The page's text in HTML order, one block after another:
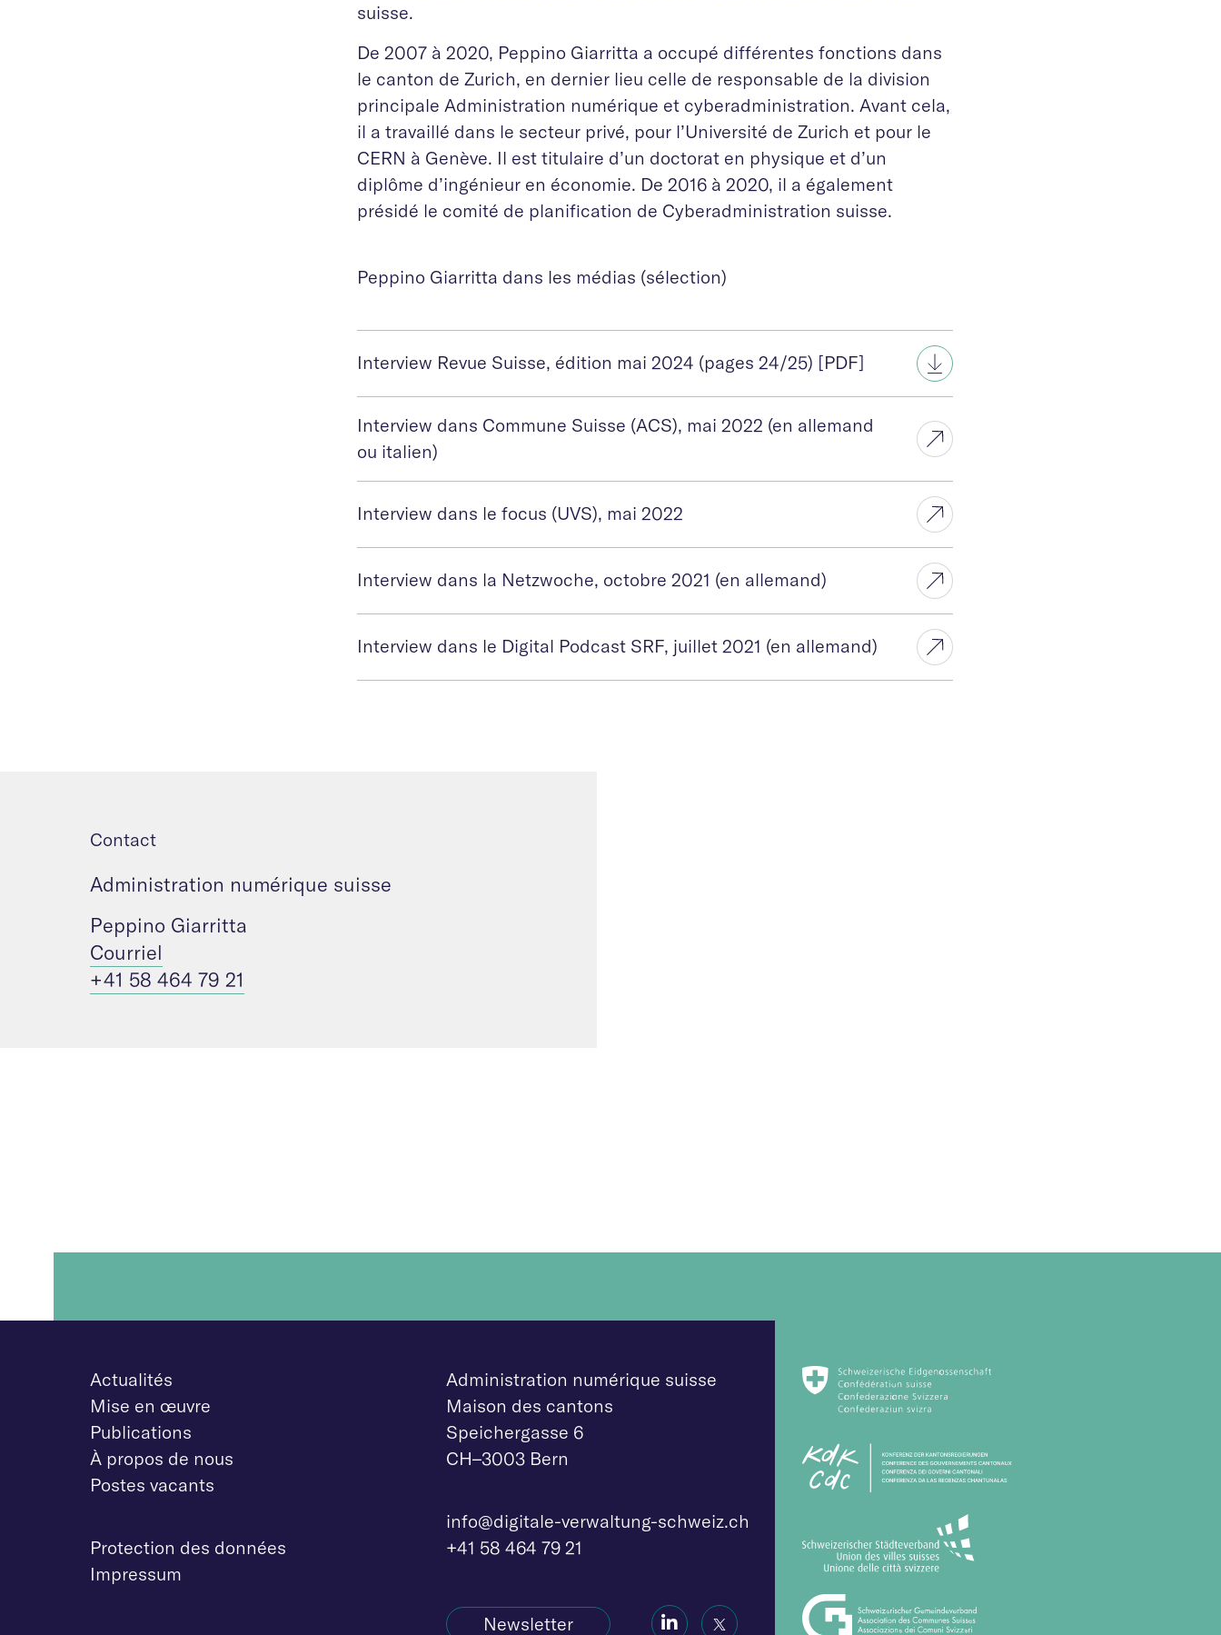
suisse.
De 2007 à 2020, Peppino Giarritta a occupé différentes fonctions dans
le canton de Zurich, en dernier lieu celle de responsable de la division
principale Administration numérique et cyberadministration. Avant cela,
il a travaillé dans le secteur privé, pour l’Université de Zurich et pour le
CERN à Genève. Il est titulaire d’un doctorat en physique et d’un
diplôme d’ingénieur en économie. De 2016 à 2020, il a également
présidé le comité de planification de Cyberadministration suisse.
Peppino Giarritta dans les médias (sélection)
Interview Revue Suisse, édition mai 2024 (pages 24/25) [PDF]
Interview dans Commune Suisse (ACS), mai 2022 (en allemand
ou italien)
Interview dans le focus (UVS), mai 2022
Interview dans la Netzwoche, octobre 2021 (en allemand)
Interview dans le Digital Podcast SRF, juillet 2021 (en allemand)
Contact
Administration numérique suisse
Peppino Giarritta
Courriel
+41 58 464 79 21
Actualités
Mise en œuvre
Publications
À propos de nous
Postes vacants
Protection des données
Impressum
Administration numérique suisse
Maison des cantons
Speichergasse 6
CH–3003 Bern
info@digitale-verwaltung-schweiz.ch
+41 58 464 79 21
Newsletter Social Social